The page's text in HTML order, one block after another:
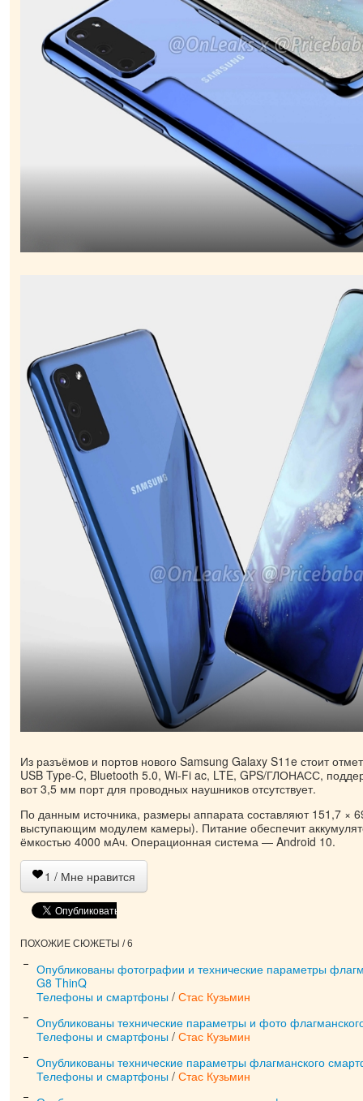
Из разъёмов и портов нового Samsung Galaxy S11e стоит
USB Type-C, Bluetooth 5.0, Wi-Fi ac, LTE, GPS/ГЛОНАСС,
вот 3,5 мм порт для проводных наушников отсутствует.
По данным источника, размеры аппарата составляют 151,7 ×
выступающим модулем камеры). Питание обеспечит
ёмкостью 4000 мАч. Операционная система — Android 10.
1 / Мне нравится
ПОХОЖИЕ СЮЖЕТЫ / 6
Опубликованы фотографии и технические параметры
G8 ThinQ
Телефоны и смартфоны / Стас Кузьмин
Опубликованы технические параметры и фото
Телефоны и смартфоны / Стас Кузьмин
Опубликованы технические параметры флагманского
Телефоны и смартфоны / Стас Кузьмин